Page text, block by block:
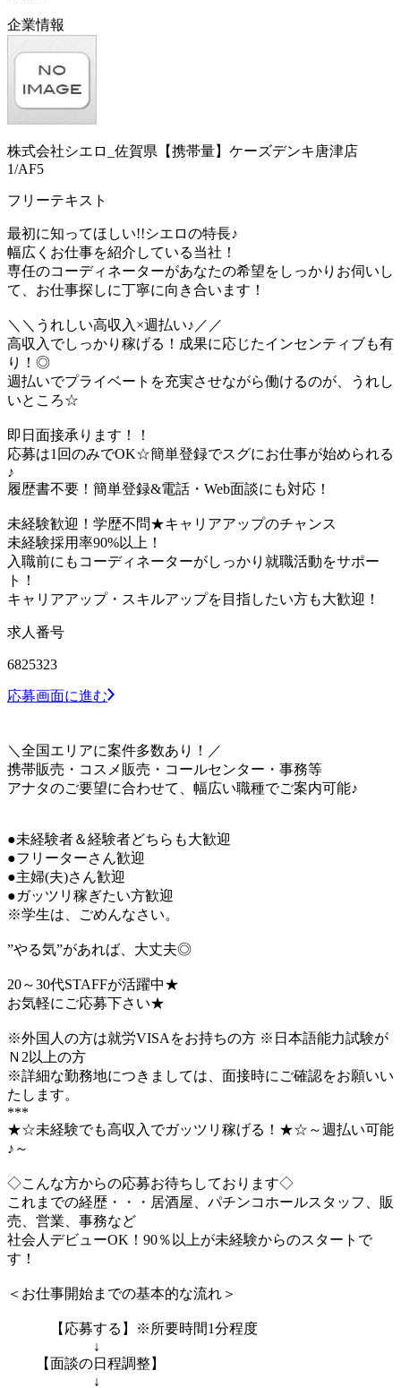
企業情報
株式会社シエロ_佐賀県【携帯量】ケーズデンキ唐津店
1/AF5
フリーテキスト
最初に知ってほしい!!シエロの特長♪
幅広くお仕事を紹介している当社！
専任のコーディネーターがあなたの希望をしっかりお伺いし
て、お仕事探しに丁寧に向き合います！
＼＼うれしい高収入×週払い♪／／
高収入でしっかり稼げる！成果に応じたインセンティブも有
り！◎
週払いでプライベートを充実させながら働けるのが、うれし
いところ☆
即日面接承ります！！
応募は1回のみでOK☆簡単登録でスグにお仕事が始められる
♪
履歴書不要！簡単登録&電話・Web面談にも対応！
未経験歓迎！学歴不問★キャリアアップのチャンス
未経験採用率90%以上！
入職前にもコーディネーターがしっかり就職活動をサポー
ト！
キャリアアップ・スキルアップを目指したい方も大歓迎！
求人番号
6825323
応募画面に進む
＼全国エリアに案件多数あり！／
携帯販売・コスメ販売・コールセンター・事務等
アナタのご要望に合わせて、幅広い職種でご案内可能♪
●未経験者＆経験者どちらも大歓迎
●フリーターさん歓迎
●主婦(夫)さん歓迎
●ガッツリ稼ぎたい方歓迎
※学生は、ごめんなさい。
”やる気”があれば、大丈夫◎
20～30代STAFFが活躍中★
お気軽にご応募下さい★
※外国人の方は就労VISAをお持ちの方 ※日本語能力試験が
Ｎ2以上の方
※詳細な勤務地につきましては、面接時にご確認をお願いい
たします。
***
★☆未経験でも高収入でガッツリ稼げる！★☆～週払い可能
♪～
◇こんな方からの応募お待ちしております◇
これまでの経歴・・・居酒屋、パチンコホールスタッフ、販
売、営業、事務など
社会人デビューOK！90％以上が未経験からのスタートで
す！
＜お仕事開始までの基本的な流れ＞
【応募する】※所要時間1分程度
↓
【面談の日程調整】
↓